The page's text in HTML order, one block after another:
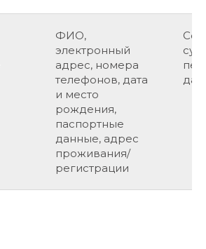
ФИО,
электронный
адрес, номера
телефонов, дата
и место
рождения,
паспортные
данные, адрес
проживания/
регистрации